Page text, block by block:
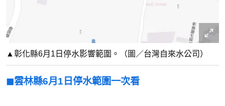
▲彰化縣6月1日停水影響範圍。（圖／台灣自來水公司）
◼︎雲林縣6月1日停水範圍一次看